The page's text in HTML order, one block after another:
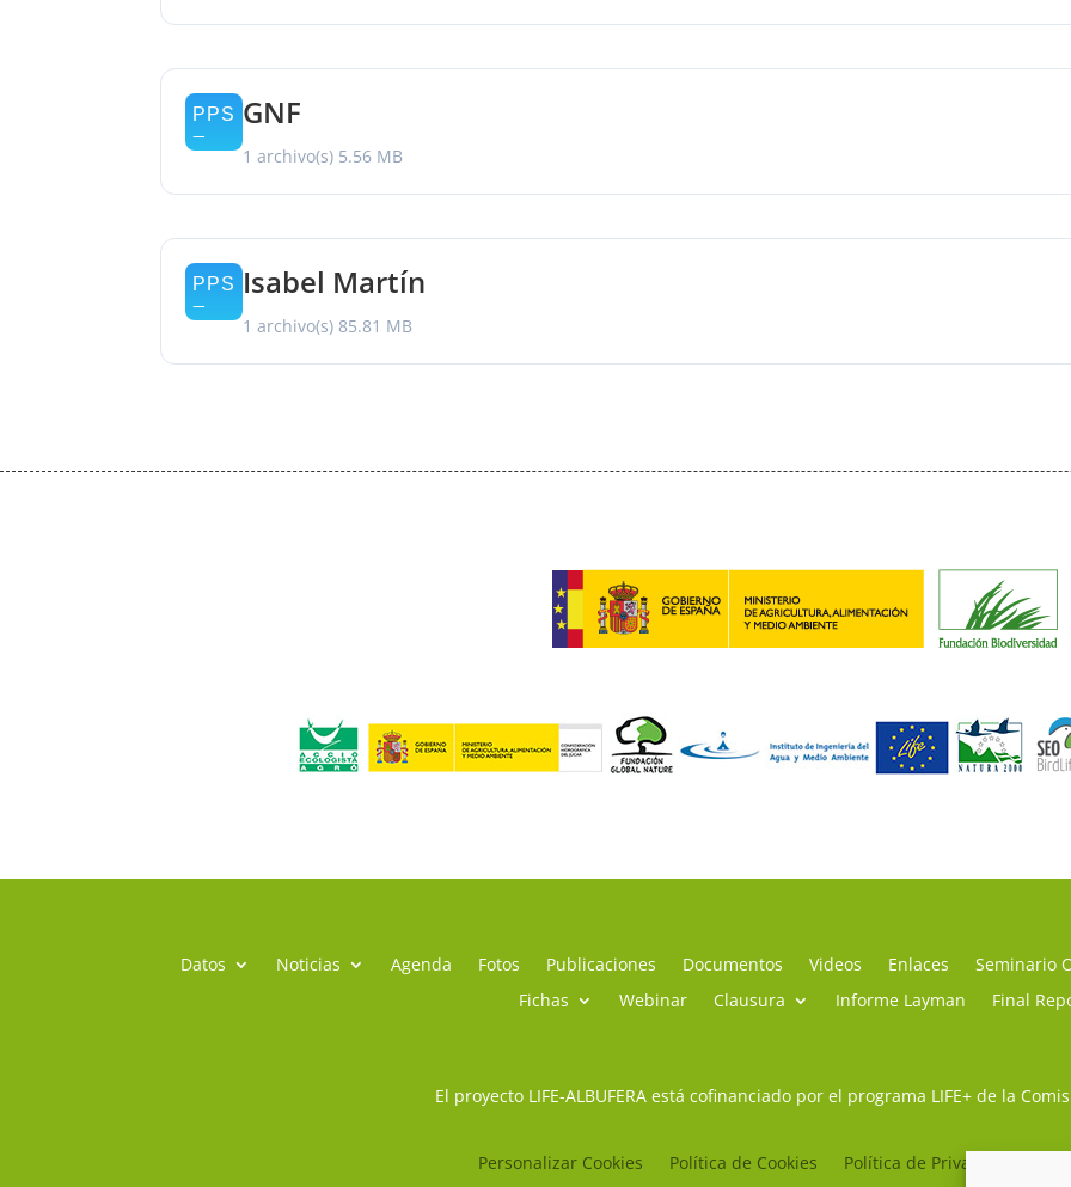
GNF
1 archivo(s) 5.56 MB
Isabel Martín
1 archivo(s)85.81 MB
Datos Noticias Agenda Fotos Publicaciones Documentos Videos Enlaces Seminario
Fichas
Webinar Clausura Informe Layman Final
El proyecto LIFE-ALBUFERA está cofinanciado por el programa LIFE+ de la
Personalizar Cookies Política de Cookies Política de Privacidad